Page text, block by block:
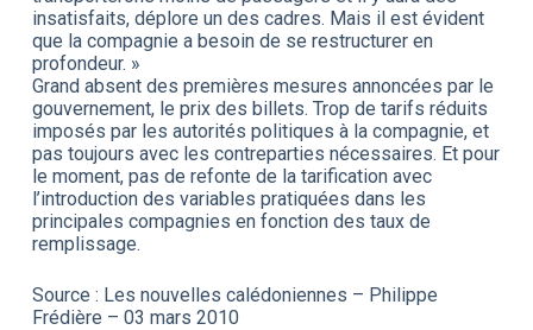
insatisfaits, déplore un des cadres. Mais il est évident
que la compagnie a besoin de se restructurer en
profondeur. »
Grand absent des premières mesures annoncées par le
gouvernement, le prix des billets. Trop de tarifs réduits
imposés par les autorités politiques à la compagnie, et
pas toujours avec les contreparties nécessaires. Et pour
le moment, pas de refonte de la tarification avec
l’introduction des variables pratiquées dans les
principales compagnies en fonction des taux de
remplissage.
Source : Les nouvelles calédoniennes – Philippe
Frédière – 03 mars 2010